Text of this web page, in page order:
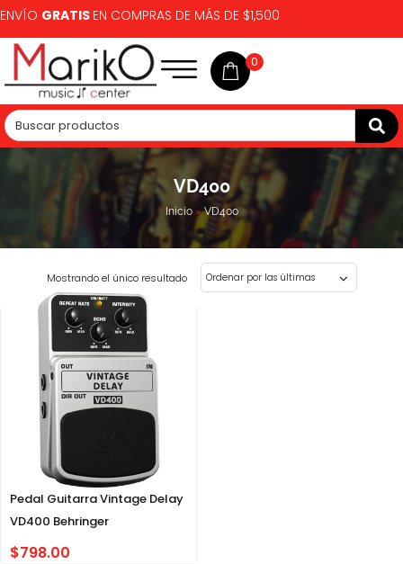
ENVÍO GRATIS EN COMPRAS DE MÁS DE $1,500
0
VD400
Inicio»VD400
Mostrando el único resultado
Pedal Guitarra Vintage Delay
VD400 Behringer
$798.00